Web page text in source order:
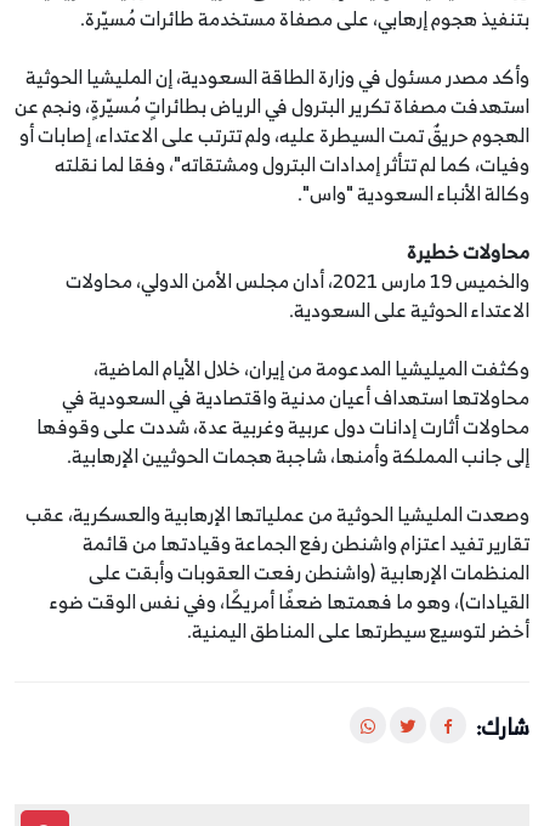
بتنفيذ هجوم إرهابي، على مصفاة مستخدمة طائرات مُسيّرة.
وأكد مصدر مسئول في وزارة الطاقة السعودية، إن المليشيا الحوثية
استهدفت مصفاة تكرير البترول في الرياض بطائراتٍ مُسيّرةٍ، ونجم عن
الهجوم حريقٌ تمت السيطرة عليه، ولم تترتب على الاعتداء، إصابات أو
وفيات، كما لم تتأثر إمدادات البترول ومشتقاته"، وفقا لما نقلته
وكالة الأنباء السعودية "واس".
محاولات خطيرة
والخميس 19 مارس 2021، أدان مجلس الأمن الدولي، محاولات
الاعتداء الحوثية على السعودية.
وكثفت الميليشيا المدعومة من إيران، خلال الأيام الماضية،
محاولاتها استهداف أعيان مدنية واقتصادية في السعودية في
محاولات أثارت إدانات دول عربية وغربية عدة، شددت على وقوفها
إلى جانب المملكة وأمنها، شاجبة هجمات الحوثيين الإرهابية.
وصعدت المليشيا الحوثية من عملياتها الإرهابية والعسكرية، عقب
تقارير تفيد اعتزام واشنطن رفع الجماعة وقيادتها من قائمة
المنظمات الإرهابية (واشنطن رفعت العقوبات وأبقت على
القيادات)، وهو ما فهمتها ضعفًا أمريكًا، وفي نفس الوقت ضوء
أخضر لتوسيع سيطرتها على المناطق اليمنية.
شارك: